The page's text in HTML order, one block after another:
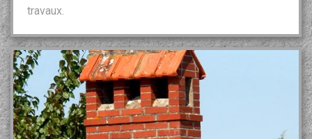
travaux.